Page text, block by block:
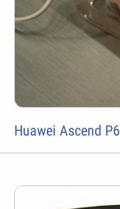
Huawei Ascend P6